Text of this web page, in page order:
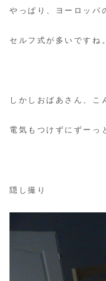
やっぱり、ヨーロッパ
セルフ式が多いですね
しかしおばあさん、こ
電気もつけずにずーっ
隠し撮り